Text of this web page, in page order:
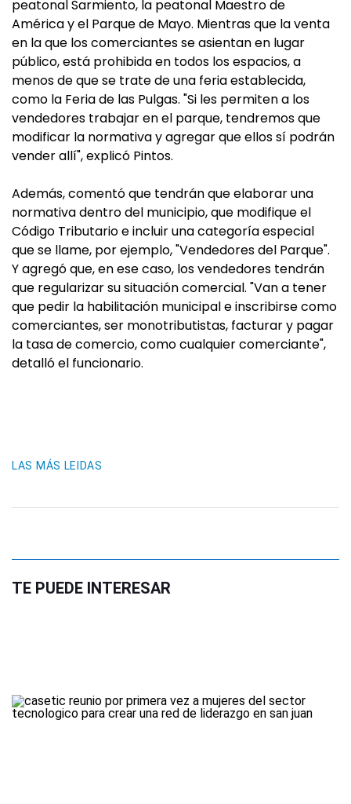
peatonal Sarmiento, la peatonal Maestro de
América y el Parque de Mayo. Mientras que la venta
en la que los comerciantes se asientan en lugar
público, está prohibida en todos los espacios, a
menos de que se trate de una feria establecida,
como la Feria de las Pulgas. "Si les permiten a los
vendedores trabajar en el parque, tendremos que
modificar la normativa y agregar que ellos sí podrán
vender allí", explicó Pintos.
Además, comentó que tendrán que elaborar una
normativa dentro del municipio, que modifique el
Código Tributario e incluir una categoría especial
que se llame, por ejemplo, "Vendedores del Parque".
Y agregó que, en ese caso, los vendedores tendrán
que regularizar su situación comercial. "Van a tener
que pedir la habilitación municipal e inscribirse como
comerciantes, ser monotributistas, facturar y pagar
la tasa de comercio, como cualquier comerciante",
detalló el funcionario.
LAS MÁS LEIDAS
TE PUEDE INTERESAR